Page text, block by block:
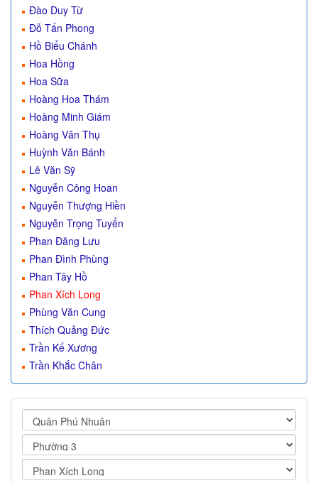
Đào Duy Từ
Đỗ Tấn Phong
Hồ Biểu Chánh
Hoa Hồng
Hoa Sữa
Hoàng Hoa Thám
Hoàng Minh Giám
Hoàng Văn Thụ
Huỳnh Văn Bánh
Lê Văn Sỹ
Nguyễn Công Hoan
Nguyễn Thượng Hiền
Nguyễn Trọng Tuyển
Phan Đăng Lưu
Phan Đình Phùng
Phan Tây Hồ
Phan Xích Long
Phùng Văn Cung
Thích Quảng Đức
Trần Kế Xương
Trần Khắc Chân